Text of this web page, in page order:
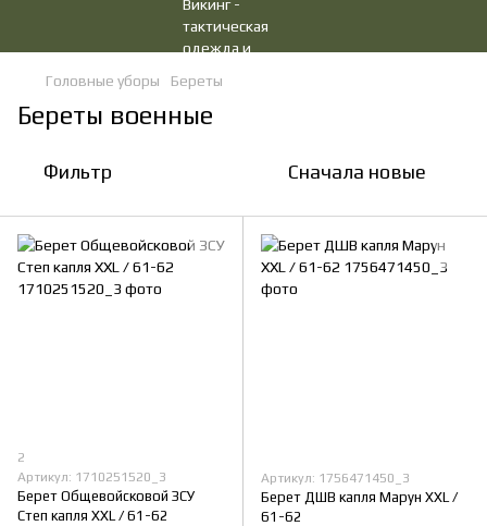
Головные уборы Береты
Береты военные
Фильтр Сначала новые
2
Артикул: 1710251520_3
Берет Общевойсковой ЗСУ
Степ капля XXL / 61-62
Артикул: 1756471450_3
Берет ДШВ капля Марун XXL /
61-62